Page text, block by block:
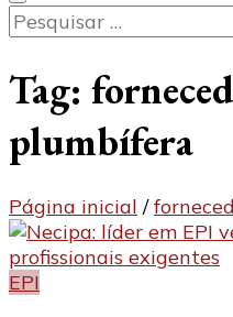
Pesquisar
por:
Tag:
plumbífera
Página inicial /
EPI